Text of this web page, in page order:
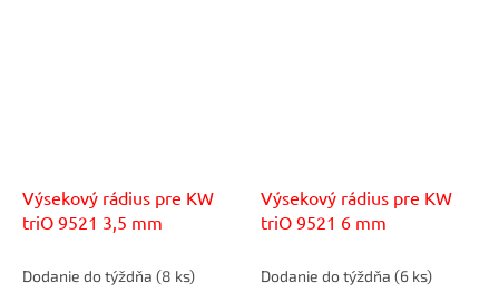
Výsekový rádius pre KW
triO 9521 3,5 mm
Dodanie do týždňa (8 ks)
Výsekový rádius pre KW
triO 9521 6 mm
Dodanie do týždňa (6 ks)